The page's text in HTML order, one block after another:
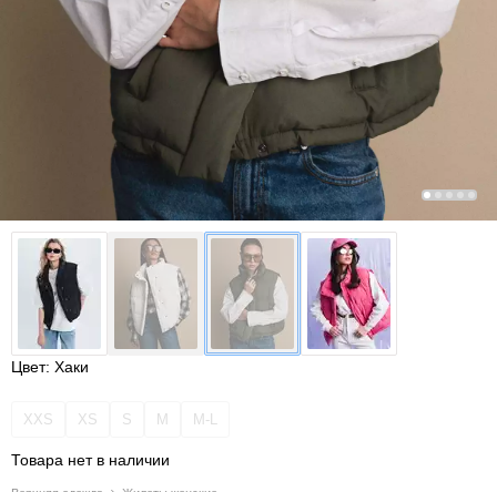
Цвет: Хаки
XXS XS S M M-L
Товара нет в наличии